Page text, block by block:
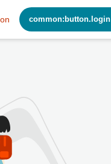
common:button.login